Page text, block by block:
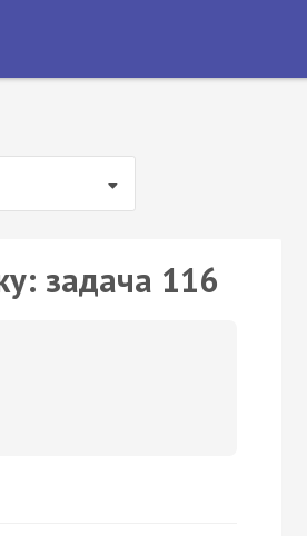
задача 116